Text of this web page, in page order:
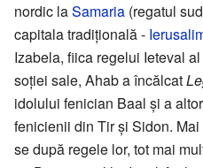
nordic laSamaria (regatul
capitala tradițională -
Izabela, fiica regelui Ieteval
soției sale, Ahab a încălcat
idolului fenician Baal și a
fenicienii din Tir și Sidon.
se după regele lor, tot mai